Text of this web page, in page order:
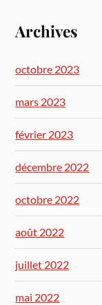
Archives
octobre 2023
mars 2023
février 2023
décembre 2022
octobre 2022
août 2022
juillet 2022
mai 2022